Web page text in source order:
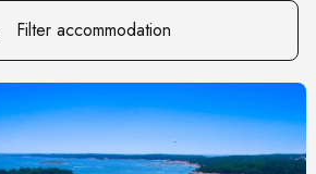
Filter accommodation